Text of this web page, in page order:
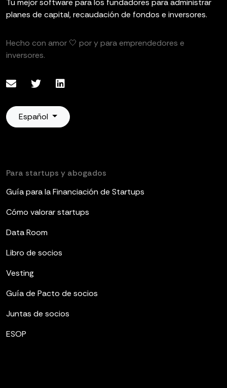
Tu mejor software para los fundadores para administrar
planes de capital, recaudación de fondos e inversores.
Hecho con amor 🤍 por y para emprendedores e
inversores.
Español
Para startups y abogados
Guía para la Financiación de Startups
Cómo valorar startups
Data Room
Libro de socios
Vesting
Guía de Pacto de socios
Juntas de socios
ESOP